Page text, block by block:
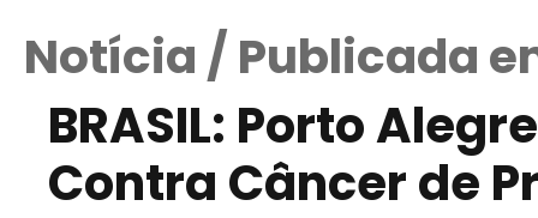
Notícia / Publicada
BRASIL: Porto
Contra Câncer de